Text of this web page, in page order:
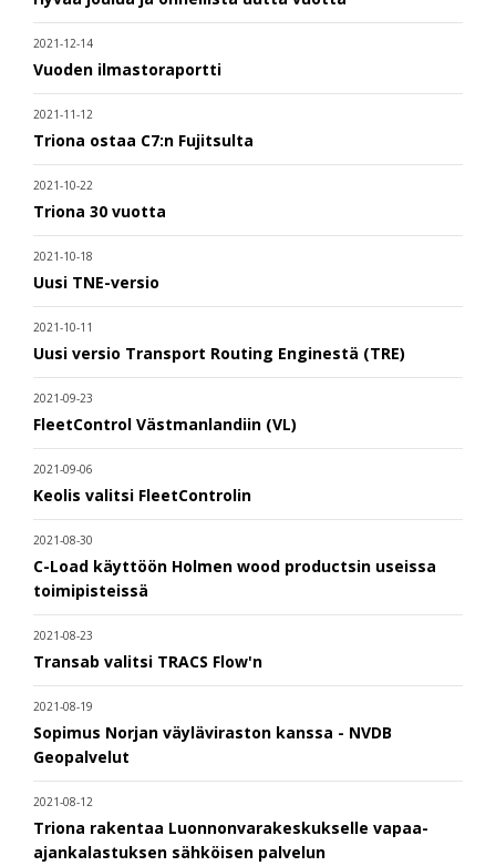
2021-12-14
Vuoden ilmastoraportti
2021-11-12
Triona ostaa C7:n Fujitsulta
2021-10-22
Triona 30 vuotta
2021-10-18
Uusi TNE-versio
2021-10-11
Uusi versio Transport Routing Enginestä (TRE)
2021-09-23
FleetControl Västmanlandiin (VL)
2021-09-06
Keolis valitsi FleetControlin
2021-08-30
C-Load käyttöön Holmen wood productsin useissa
toimipisteissä
2021-08-23
Transab valitsi TRACS Flow'n
2021-08-19
Sopimus Norjan väyläviraston kanssa - NVDB
Geopalvelut
2021-08-12
Triona rakentaa Luonnonvarakeskukselle vapaa-
ajankalastuksen sähköisen palvelun